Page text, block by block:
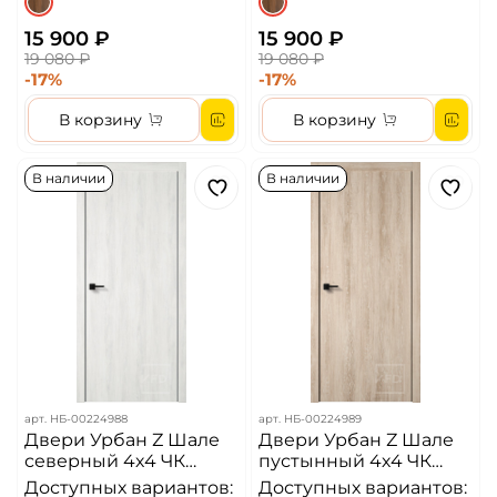
15 900 ₽
19 080 ₽
-17%
В корзину
15 900 ₽
19 080 ₽
-17%
В корзину
В наличии
арт. НБ-00224988
Двери Урбан Z Шале
северный 4х4 ЧК
Алюминиевая кромка
Доступных вариантов:
В наличии
арт. НБ-00224989
Двери Урбан Z Шале
пустынный 4х4 ЧК
Алюминиевая кромка
Доступных вариантов: